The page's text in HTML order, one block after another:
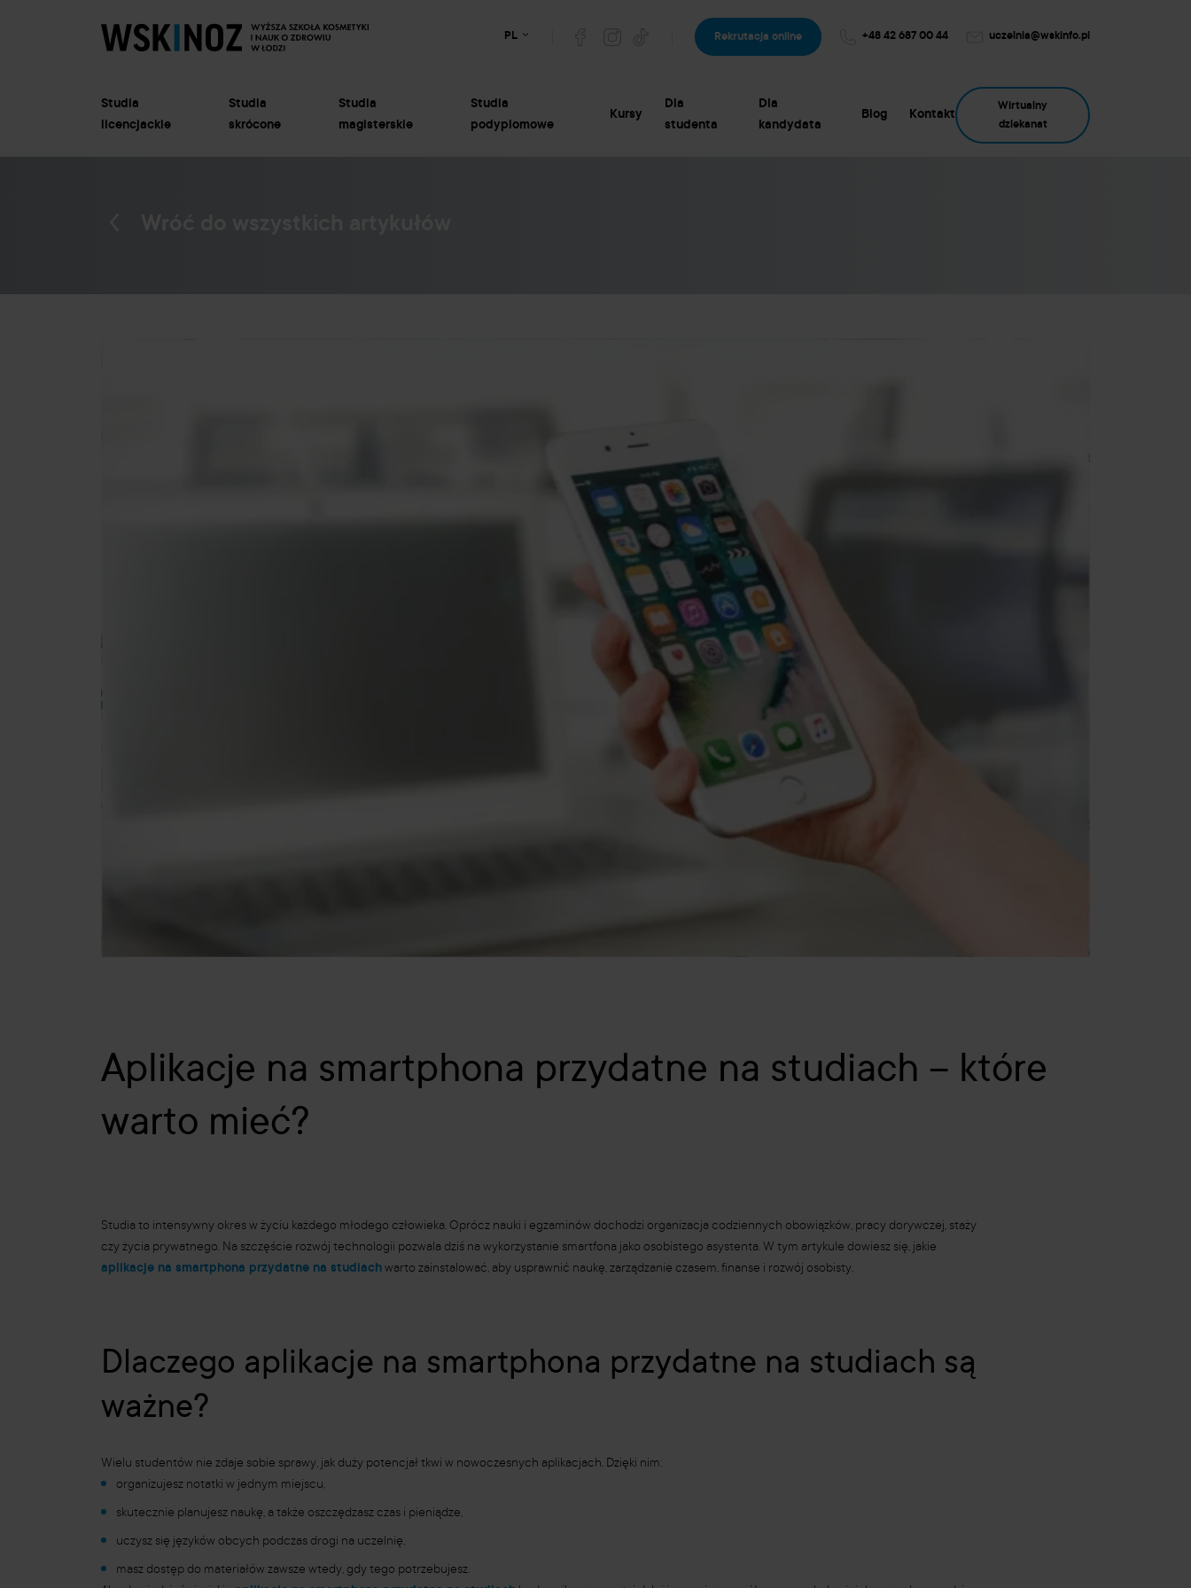
PL Rekrutacja online +48 42 687 00 44 uczelnia@wskinfo.pl
Studia
licencjackie
Studia
skrócone
Studia
magisterskie
Studia
podyplomowe
Kursy
Dla
studenta
Dla
kandydata
Blog Kontakt
Wirtualny
dziekanat
Aplikacje na smartphona przydatne na studiach – które
warto mieć?
Studia to intensywny okres w życiu każdego młodego człowieka. Oprócz nauki i egzaminów dochodzi organizacja codziennych obowiązków, pracy dorywczej, staży
czy życia prywatnego. Na szczęście rozwój technologii pozwala dziś na wykorzystanie smartfona jako osobistego asystenta. W tym artykule dowiesz się, jakie
aplikacje na smartphona przydatne na studiachwarto zainstalować, aby usprawnić naukę, zarządzanie czasem, finanse i rozwój osobisty.
Dlaczego aplikacje na smartphona przydatne na studiach są
ważne?
Wielu studentów nie zdaje sobie sprawy, jak duży potencjał tkwi w nowoczesnych aplikacjach. Dzięki nim:
organizujesz notatki w jednym miejscu,
skutecznie planujesz naukę, a także oszczędzasz czas i pieniądze,
uczysz się języków obcych podczas drogi na uczelnię,
masz dostęp do materiałów zawsze wtedy, gdy tego potrzebujesz.